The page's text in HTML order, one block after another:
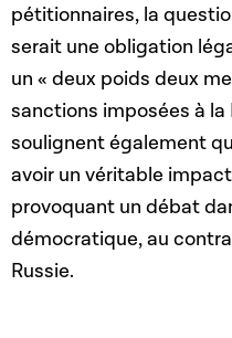
pétitionnaires, la
serait une obligation
un « deux poids deux
sanctions imposées à la
soulignent également
avoir un véritable
provoquant un débat
démocratique, au
Russie.